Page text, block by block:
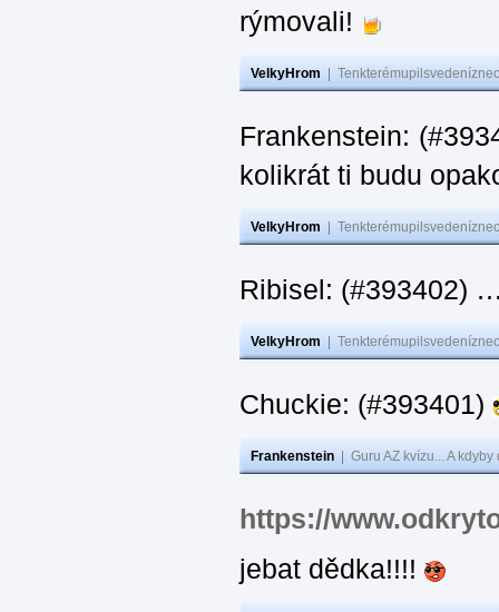
rýmovali!
VelkyHrom
Frankenstein:
kolikrát ti budu
VelkyHrom
Ribisel: (#393402)
VelkyHrom
Chuckie: (#393401)
Frankenstein Guru AZ kvízu... A
https://
jebat dědka!!!!